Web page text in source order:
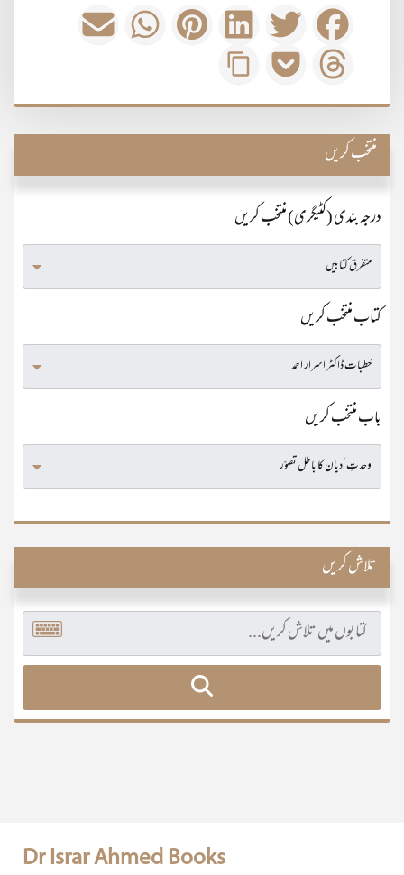
منتخب کریں
درجہ بندی (کٹیگری) منتخب کریں
کتاب منتخب کریں
باب منتخب کریں
تلاش کریں
Dr Israr Ahmed Books